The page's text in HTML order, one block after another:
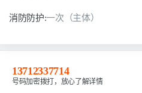
消防防护:一次（主体）
13712337714
号码加密拨打，放心了解详情